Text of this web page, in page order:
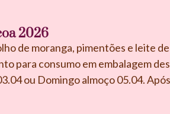
2026
de moranga, pimentões e leite
para consumo em embalagem
ou Domingo almoço 05.04.